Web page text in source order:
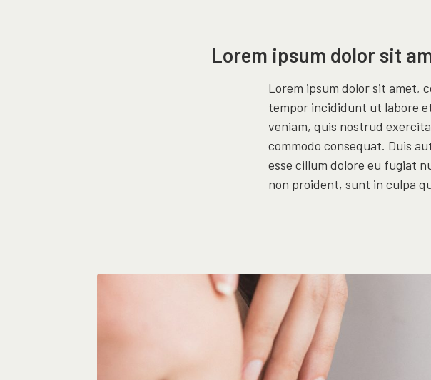
Lorem ipsum dolor sit
Lorem ipsum dolor sit amet,
tempor incididunt ut labore
veniam, quis nostrud
commodo consequat. Duis
esse cillum dolore eu fugiat
non proident, sunt in culpa